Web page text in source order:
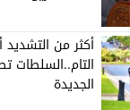
أكثر من
التام..السلطات
الجديدة